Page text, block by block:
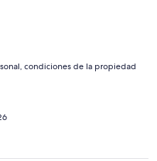
condiciones de la propiedad